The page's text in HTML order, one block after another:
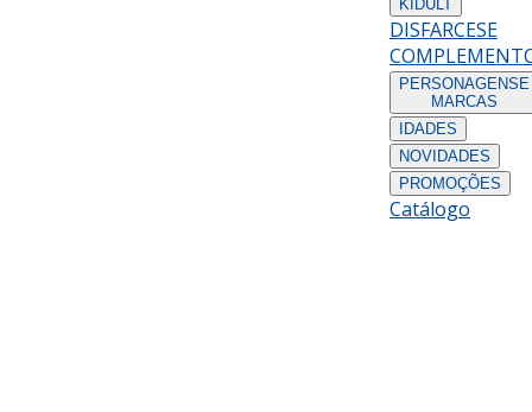
KIDULT
DISFARCESE
PERSONAGENS E
MARCAS
IDADES
NOVIDADES
PROMOÇÕES
Catálogo